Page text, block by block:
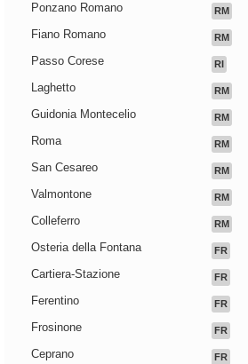
Ponzano Romano RM
Fiano Romano RM
Passo Corese RI
Laghetto RM
Guidonia Montecelio RM
Roma RM
San Cesareo RM
Valmontone RM
Colleferro RM
Osteria della Fontana FR
Cartiera-Stazione FR
Ferentino FR
Frosinone FR
Ceprano FR